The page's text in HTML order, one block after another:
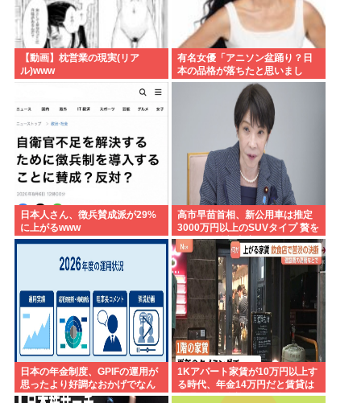
【動画】枕営業の現実(リア
ル)www
有名女優「アニソン盆踊り？日
本の品格が落ちたと思いまし
た」
日本人さん、徴兵賛成派が29%
に上がるwww
高市早苗首相、新公用車は推定
3000万円以上のSUVタイプ 贅を
尽くした後部座席でたばこを吸
うのが至福の時間か どんどん延
びる乗車時間
日本の年金制度、GPIFの運用が
思ったより好調なおかげでなん
とかなりそう
1Kアパート家賃が10万円以上す
る時代、年金14万円だと賃貸は
無理、運転免許もなく移住も困